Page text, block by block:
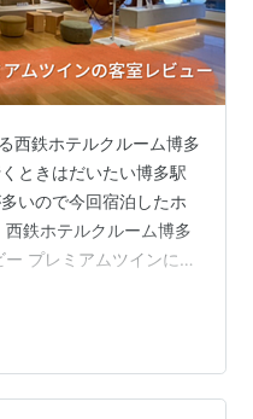
西鉄ホテルクルーム博多
ときはだいたい博多駅
いので今回宿泊したホ
鉄ホテルクルーム博多
プレミアムツインに宿
・・福岡県福岡市博多
413-5454 パーキン
クイン・・・15:00〜 チ
駅の博多口から徒歩約4